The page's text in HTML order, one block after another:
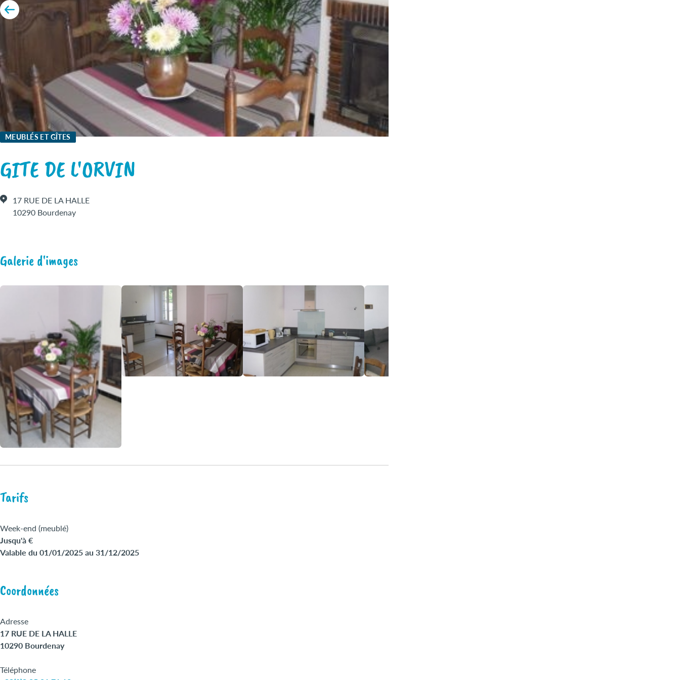
MEUBLÉS ET GÎTES
GITE DE L'ORVIN
17 RUE DE LA HALLE
10290 Bourdenay
Galerie d'images
Tarifs
Week-end (meublé)
Jusqu'à €
Valable du 01/01/2025 au 31/12/2025
Coordonnées
Adresse
17 RUE DE LA HALLE
10290 Bourdenay
Téléphone